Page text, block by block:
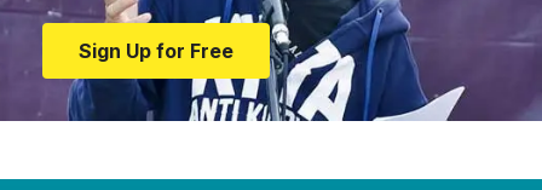
Sign Up for Free